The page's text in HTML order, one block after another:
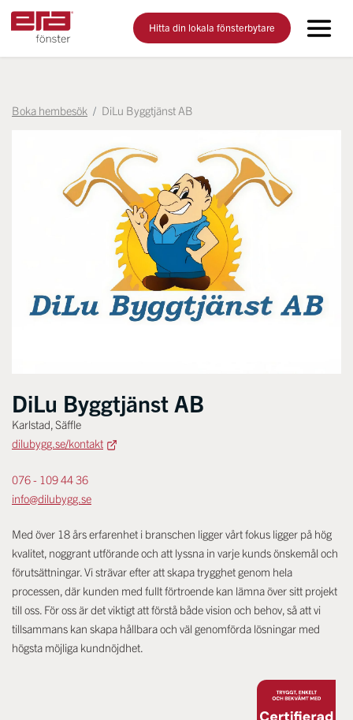
Hitta din lokala fönsterbytare
Boka hembesök DiLu Byggtjänst AB
DiLu Byggtjänst AB
Karlstad, Säffle
dilubygg.se/kontakt
076 - 109 44 36
info@dilubygg.se
Med över 18 års erfarenhet i branschen ligger vårt fokus ligger på hög
kvalitet, noggrant utförande och att lyssna in varje kunds önskemål och
förutsättningar. Vi strävar efter att skapa trygghet genom hela
processen, där kunden med fullt förtroende kan lämna över sitt projekt
till oss. För oss är det viktigt att förstå både vision och behov, så att vi
tillsammans kan skapa hållbara och väl genomförda lösningar med
högsta möjliga kundnöjdhet.